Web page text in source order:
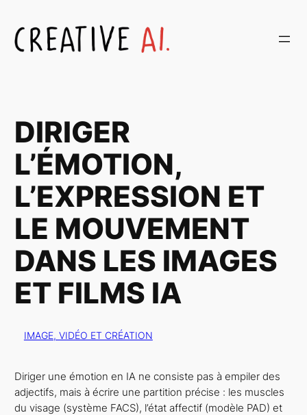
au
contenu
DIRIGER
L’ÉMOTION,
L’EXPRESSION ET
LE MOUVEMENT
DANS LES IMAGES
ET FILMS IA
IMAGE, VIDÉO ET CRÉATION
Diriger une émotion en IA ne consiste pas à empiler des
adjectifs, mais à écrire une partition précise : les muscles
du visage (système FACS), l’état affectif (modèle PAD) et